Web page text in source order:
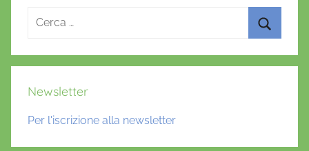
Ricerca
Newsletter
Per l'iscrizione alla newsletter